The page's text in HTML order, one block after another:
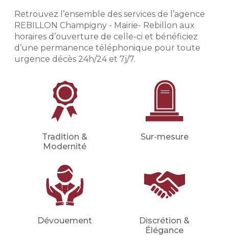
que vous souhaitez en détails
(inhumation, crémation, cérémonie
civile ou religieuse, convoi, fleurs,
etc.).
Financer vos obsèques par
anticipation afin de protéger vos
proches d'une dépense imprévue.
Votre conseiller en prévoyance
montant du capital nécessaire et les
meilleures mensualités adaptées à
etc.).
Demander un devis
Retrouvez l’ensemble des services de l’agence
REBILLON Champigny - Mairie- Rebillon aux
horaires d’ouverture de celle-ci et bénéficiez
d’une permanence téléphonique pour toute
urgence décès 24h/24 et 7j/7.
Tradition &
Modernité
Sur-mesure
Dévouement
Discrétion &
Élégance